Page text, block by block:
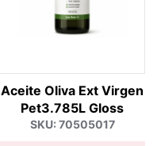
Aceite Oliva Ext Virgen
Pet3.785L Gloss
SKU: 70505017